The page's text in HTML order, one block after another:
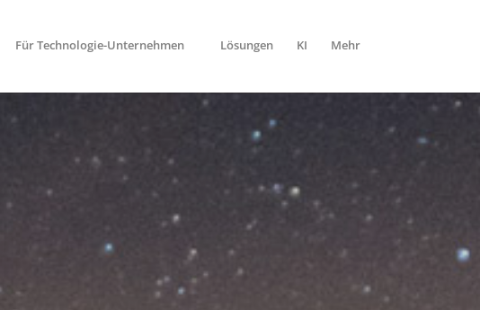
Für Technologie-Unternehmen Lösungen KI Mehr